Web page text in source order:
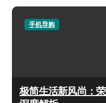
手机导购
极简生活新风尚：